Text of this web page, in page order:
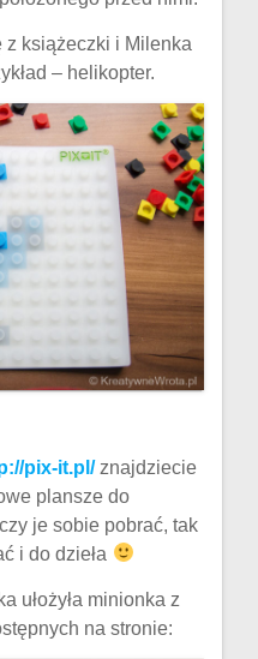
z książeczki i Milenka
– helikopter.
pix-it.pl/znajdziecie
plansze do
je sobie pobrać, tak
i do dzieła
ułożyła minionka z
na stronie: